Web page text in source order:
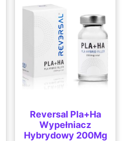
Reversal Pla+Ha
Wypełniacz
Hybrydowy 200Mg